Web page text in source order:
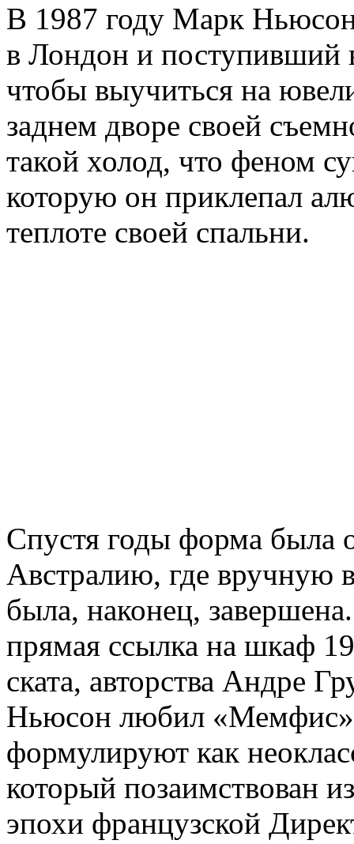
В 1987 году Марк Ньюсон
в Лондон и поступивший
чтобы выучиться на
заднем дворе своей
такой холод, что феном
которую он приклепал
теплоте своей спальни.
Спустя годы форма была
Австралию, где вручную
была, наконец,
прямая ссылка на шкаф
ската, авторства Андре
Ньюсон любил
формулируют как
который позаимствован
эпохи французской